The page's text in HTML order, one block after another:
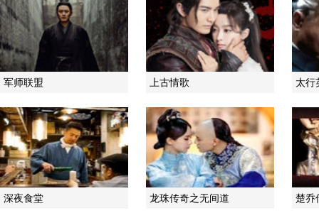
军师联盟 上古情歌 太行
深夜食堂 龙珠传奇之无间道 楚乔